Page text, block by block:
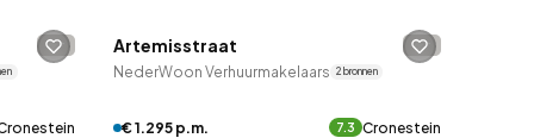
- Artemisstraat -
NederWoon Verhuurmakelaars 2 bronnen
€ 1.295 p.m. 7.3 Cronestein